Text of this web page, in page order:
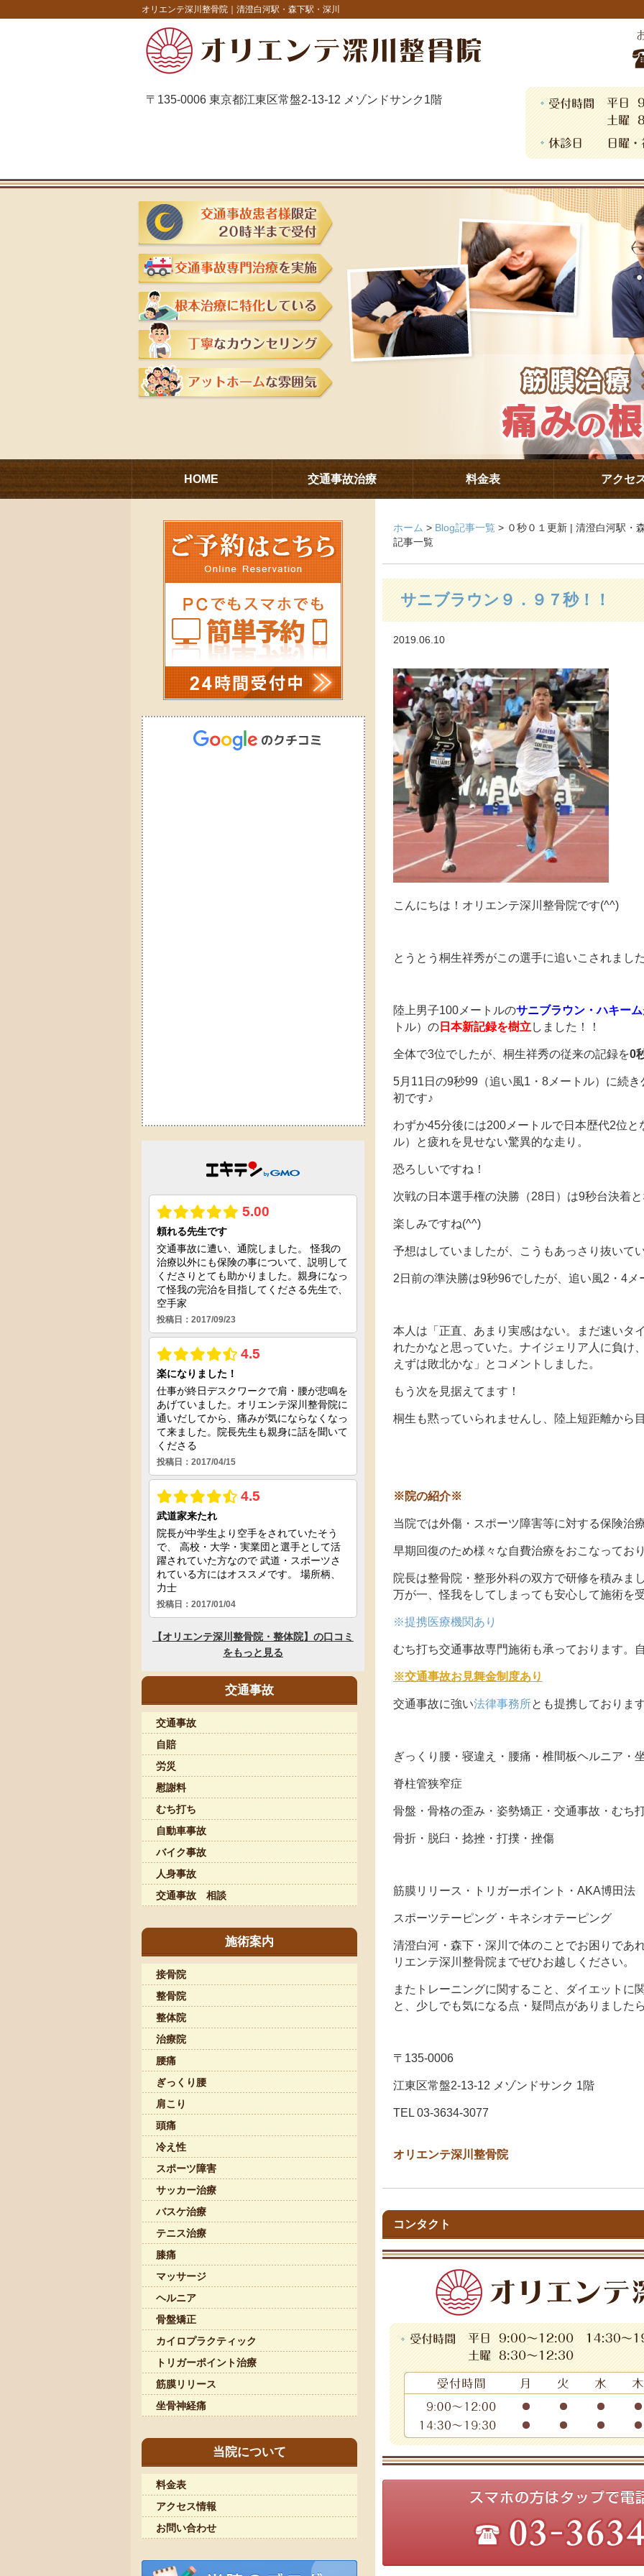
オリエンテ深川整骨院｜清澄白河駅・森下駅・深川
〒135-0006 東京都江東区常盤2-13-12 メゾンドサンク1階
HOME 交通事故治療 料金表 アクセ
ホーム > Blog記事一覧 > ０秒０１更新 | 清澄白河駅・
記事一覧
サニブラウン９．９７秒！！
2019.06.10
こんにちは！オリエンテ深川整骨院です(^^)
とうとう桐生祥秀がこの選手に追いこされまし
陸上男子100メートルのサニブラウン・ハキーム
トル）の 日本新記録を樹立 しました！！
全体で3位でしたが、桐生祥秀の従来の記録を0
5月11日の9秒99（追い風1・8メートル）に続
初です♪
わずか45分後には200メートルで日本歴代2位
ル）と疲れを見せない驚異的な走り。
恐ろしいですね！
次戦の日本選手権の決勝（28日）は9秒台決着
楽しみですね(^^)
予想はしていましたが、こうもあっさり抜いて
2日前の準決勝は9秒96でしたが、追い風2・4
本人は「正直、あまり実感はない。まだ速いタ
れたかなと思っていた。ナイジェリア人に負け
えずは敗北かな」とコメントしました。
もう次を見据えてます！
桐生も黙っていられませんし、陸上短距離から
※院の紹介※
当院では外傷・スポーツ障害等に対する保険治
早期回復のため様々な自費治療をおこなってお
院長は整骨院・整形外科の双方で研修を積みま
万が一、怪我をしてしまっても安心して施術を
※提携医療機関あり
むち打ち交通事故専門施術も承っております。
※交通事故お見舞金制度あり
交通事故に強い法律事務所とも提携しておりま
ぎっくり腰・寝違え・腰痛・椎間板ヘルニア・
脊柱管狭窄症
骨盤・骨格の歪み・姿勢矯正・交通事故・むち
骨折・脱臼・捻挫・打撲・挫傷
筋膜リリース・トリガーポイント・AKA博田法
スポーツテーピング・キネシオテーピング
清澄白河・森下・深川で体のことでお困りであ
リエンテ深川整骨院までぜひお越しください。
またトレーニングに関すること、ダイエットに
と、少しでも気になる点・疑問点がありました
〒135-0006
江東区常盤2-13-12 メゾンドサンク 1階
TEL 03-3634-3077
オリエンテ深川整骨院
コンタクト
交通事故
交通事故
自賠
労災
慰謝料
むち打ち
自動車事故
バイク事故
人身事故
交通事故 相談
施術案内
接骨院
整骨院
整体院
治療院
腰痛
ぎっくり腰
肩こり
頭痛
冷え性
スポーツ障害
サッカー治療
バスケ治療
テニス治療
膝痛
マッサージ
ヘルニア
骨盤矯正
カイロプラクティック
トリガーポイント治療
筋膜リリース
坐骨神経痛
当院について
料金表
アクセス情報
お問い合わせ